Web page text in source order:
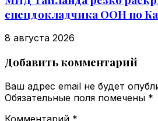
спецдокладчика ООН по
8 августа 2026
Добавить комментарий
Ваш адрес email не будет
Обязательные поля помечены *
Комментарий *